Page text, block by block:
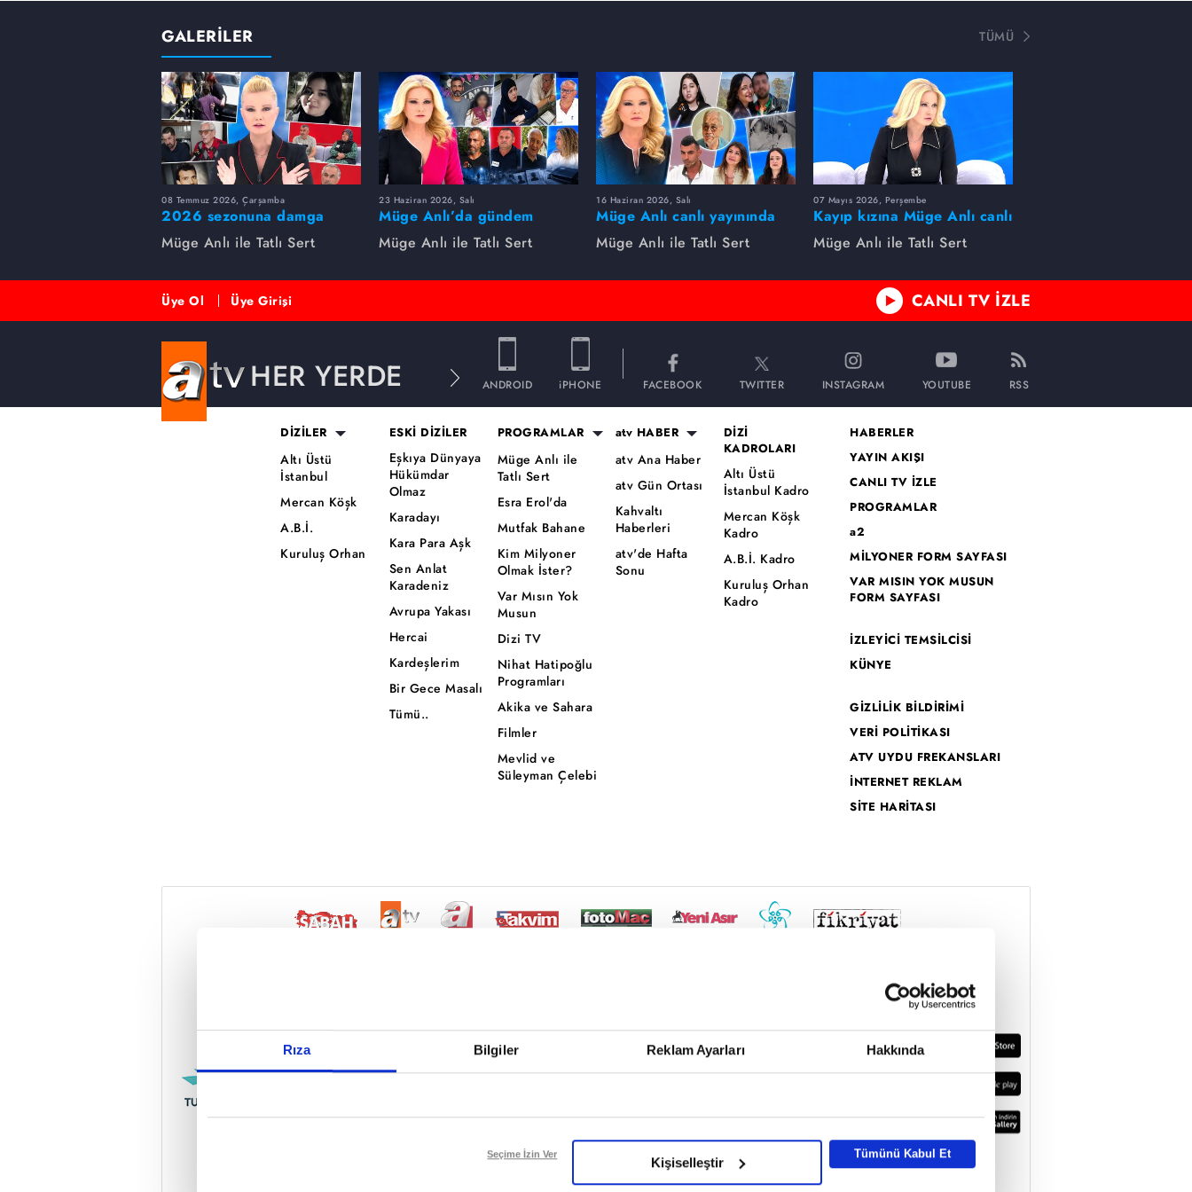
Rıza Bilgiler Reklam Ayarları Hakkında
Reddet
Seçime İzin Ver
Kişiselleştir
Tümünü Kabul Et
GALERİLER TÜMÜ
08 Temmuz 2026, Çarşamba
2026 sezonuna damga
vuran 5 Müge Anlı
dosyası...
Müge Anlı ile Tatlı Sert
23 Haziran 2026, Salı
Müge Anlı’da gündem
sarsıldı! Kayıp dosyaları ve
aile ihanetleri herkesi şoke
Müge Anlı ile Tatlı Sert
16 Haziran 2026, Salı
Müge Anlı canlı yayınında
dikkat çeken gelişmeler
yaşandı. Kayıp,
Müge Anlı ile Tatlı Sert
07 Mayıs 2026, Perşembe
Kayıp kızına Müge Anlı canlı
yayında kavuştu
Müge Anlı ile Tatlı Sert
Üye Ol Üye Girişi CANLI TV İZLE
HER YERDE ANDROID iPHONE FACEBOOK TWITTER INSTAGRAM YOUTUBE RSS
DİZİLER
Altı Üstü
İstanbul
Mercan Köşk
A.B.İ.
Kuruluş Orhan
ESKİ DİZİLER
Eşkıya Dünyaya
Hükümdar
Olmaz
Karadayı
Kara Para Aşk
Sen Anlat
Karadeniz
Avrupa Yakası
Hercai
Kardeşlerim
Bir Gece Masalı
Tümü..
PROGRAMLAR
Müge Anlı ile
Tatlı Sert
Esra Erol'da
Mutfak Bahane
Kim Milyoner
Olmak İster?
Var Mısın Yok
Musun
Dizi TV
Nihat Hatipoğlu
Programları
Akika ve Sahara
Filmler
Mevlid ve
Süleyman Çelebi
atv HABER
atv Ana Haber
atv Gün Ortası
Kahvaltı
Haberleri
atv'de Hafta
Sonu
DİZİ
KADROLARI
Altı Üstü
İstanbul Kadro
Mercan Köşk
Kadro
A.B.İ. Kadro
Kuruluş Orhan
Kadro
HABERLER
YAYIN AKIŞI
CANLI TV İZLE
PROGRAMLAR
a2
MİLYONER FORM SAYFASI
VAR MISIN YOK MUSUN
FORM SAYFASI
İZLEYİCİ TEMSİLCİSİ
KÜNYE
GİZLİLİK BİLDİRİMİ
VERİ POLİTİKASI
ATV UYDU FREKANSLARI
İNTERNET REKLAM
SİTE HARİTASI